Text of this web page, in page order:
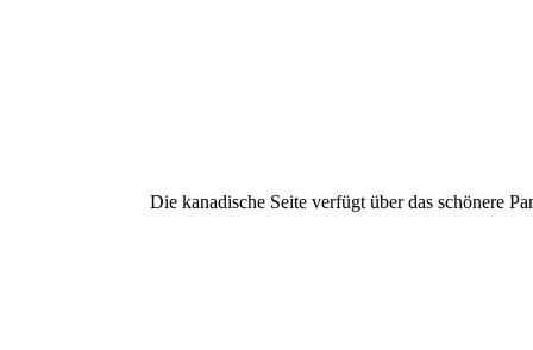
Die kanadische Seite verfügt über das schönere